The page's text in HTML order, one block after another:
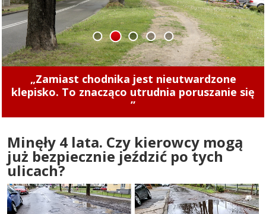
Concordia u siebie z Naki Olsztyn. Wygraj
rower!
1 2 3 4 5
Minęły 4 lata. Czy kierowcy mogą
już bezpiecznie jeździć po tych
ulicach?